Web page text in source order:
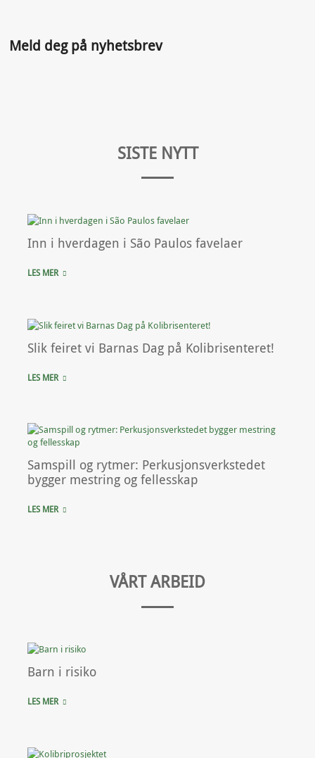
Meld deg på nyhetsbrev
SISTE NYTT
Inn i hverdagen i São Paulos favelaer
LES MER
Slik feiret vi Barnas Dag på Kolibrisenteret!
LES MER
Samspill og rytmer: Perkusjonsverkstedet
bygger mestring og fellesskap
LES MER
VÅRT ARBEID
Barn i risiko
LES MER